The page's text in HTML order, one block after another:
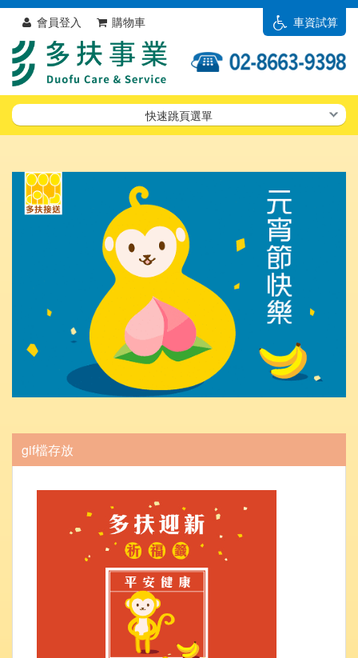
車資試算
會員登入 購物車
快速跳頁選單
gif檔存放